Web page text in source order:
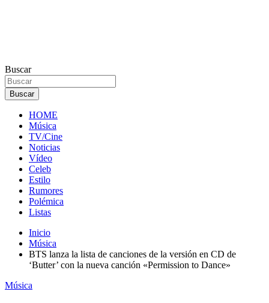
Buscar
Buscar
HOME
Música
TV/Cine
Noticias
Vídeo
Celeb
Estilo
Rumores
Polémica
Listas
Inicio
Música
BTS lanza la lista de canciones de la versión en CD de
‘Butter’ con la nueva canción «Permission to Dance»
Música